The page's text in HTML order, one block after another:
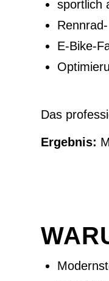
sportlich
E-Bike-
Das
Ergebnis: